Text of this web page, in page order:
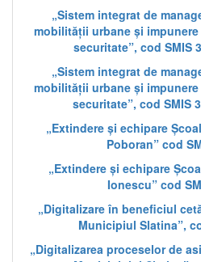
„Sistem integrat de
mobilității urbane și
securitate”, cod SMIS
„Sistem integrat de
mobilității urbane și
securitate”, cod SMIS
„Extindere și echipare
Poboran” cod
„Extindere și echipare
Ionescu” cod
„Digitalizare în beneficiul
Municipiul Slatina”,
„Digitalizarea proceselor de